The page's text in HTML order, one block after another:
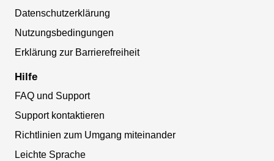
Datenschutzerklärung
Nutzungsbedingungen
Erklärung zur Barrierefreiheit
Hilfe
FAQ und Support
Support kontaktieren
Richtlinien zum Umgang miteinander
Leichte Sprache